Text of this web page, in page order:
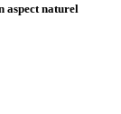
aspect naturel